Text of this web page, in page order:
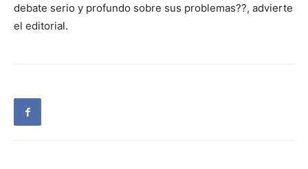
debate serio y profundo sobre sus problemas??, advierte
el editorial.